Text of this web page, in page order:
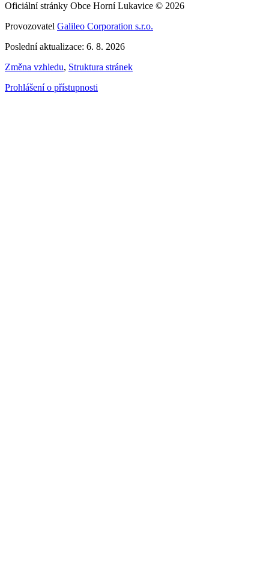
Oficiální stránky Obce Horní Lukavice © 2026
Provozovatel Galileo Corporation s.r.o.
Poslední aktualizace: 6. 8. 2026
Změna vzhledu, Struktura stránek
Prohlášení o přístupnosti